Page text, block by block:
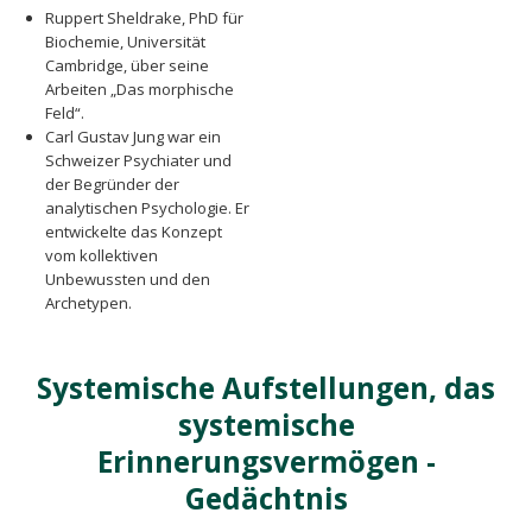
Ruppert Sheldrake, PhD für
Biochemie, Universität
Cambridge, über seine
Arbeiten „Das morphische
Feld“.
Carl Gustav Jung war ein
Schweizer Psychiater und
der Begründer der
analytischen Psychologie. Er
entwickelte das Konzept
vom kollektiven
Unbewussten und den
Archetypen.
Systemische Aufstellungen, das
systemische
Erinnerungsvermögen -
Gedächtnis